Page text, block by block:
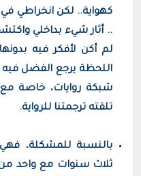
كهواية.. لكن انخراطي
.. أثار شيء بداخلي
لم أكن لأفكر فيه
اللحظة يرجع الفضل فيه
شبكة روايات، خاصة مع
تلقته ترجمتنا للرواية.
بالنسبة للمشكلة،
ثلاث سنوات مع واحد